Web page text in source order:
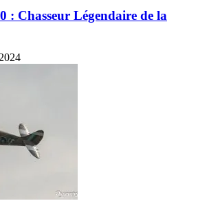
: Chasseur Légendaire de la